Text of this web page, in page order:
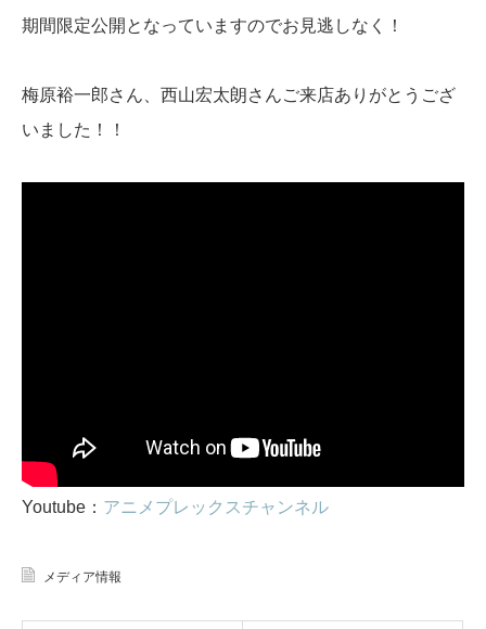
期間限定公開となっていますのでお見逃しなく！
梅原裕一郎さん、西山宏太朗さんご来店ありがとうござ
いました！！
Youtube： アニメプレックスチャンネル
メディア情報